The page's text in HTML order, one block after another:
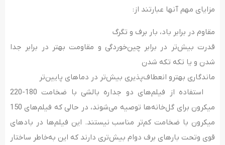
مزایای مهم آنها عبارتند از:
مقاوم در برابر باد، بار برف و تگرگ
قدرت بیش‌تر در برابر چین‌خوردگی و مقاومت بهتر در برابر جدا
شدن و یا تکه تکه شدن
ماندگاری بهترو انعطاف‌پذیری بیش‌تر در دماهای پایین‌تر
استفاده از فیلم‌های دو جداره بالشی با ضخامت 180-220
میکرون برای گل‌خانه‌ها توصیه می‌شوند، در حالی که فیلم‌های 150
میکرون با ضخامت کم‌تر مناسب نیستند. این فیلم‌ها در بادهای
قوی وتحت بارهای برف دوام بیش‌تری دارند که این به‌خاطر ساختار